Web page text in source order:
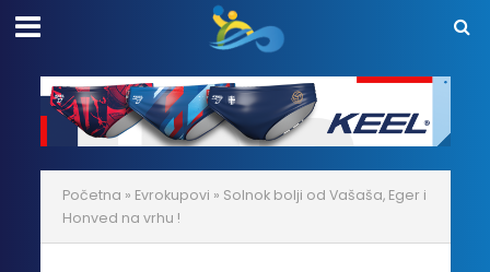
Početna » Evrokupovi » Solnok bolji od Vašaša, Eger i
Honved na vrhu !